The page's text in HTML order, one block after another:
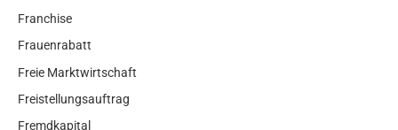
Franchise
Frauenrabatt
Freie Marktwirtschaft
Freistellungsauftrag
Fremdkapital